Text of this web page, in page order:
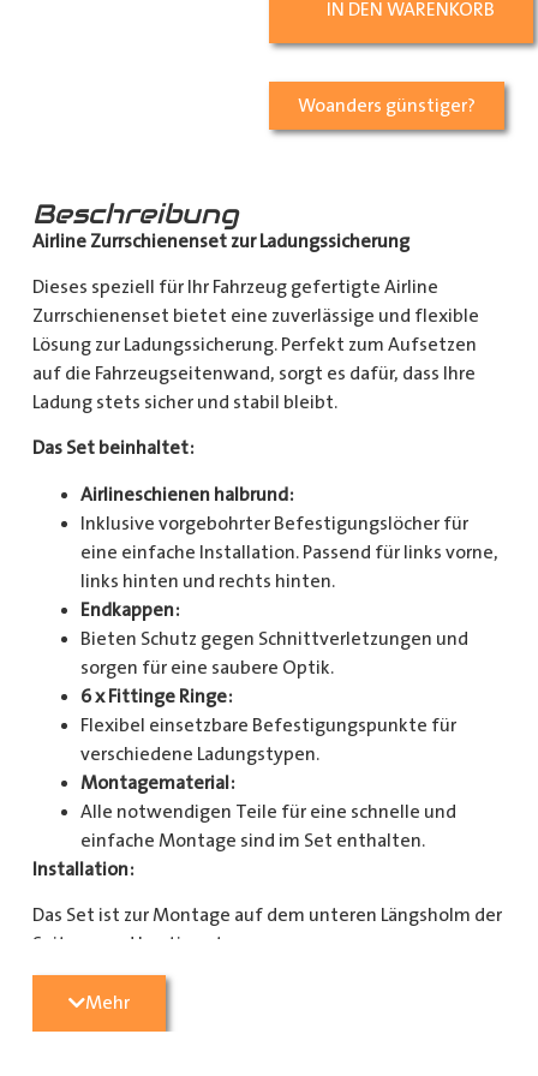
IN DEN WARENKORB
Woanders günstiger?
Beschreibung
Airline Zurrschienenset zur Ladungssicherung
Dieses speziell für Ihr Fahrzeug gefertigte Airline
Zurrschienenset bietet eine zuverlässige und flexible
Lösung zur Ladungssicherung. Perfekt zum Aufsetzen
auf die Fahrzeugseitenwand, sorgt es dafür, dass Ihre
Ladung stets sicher und stabil bleibt.
Das Set beinhaltet:
Airlineschienen halbrund:
Inklusive vorgebohrter Befestigungslöcher für
eine einfache Installation. Passend für links vorne,
links hinten und rechts hinten.
Endkappen:
Bieten Schutz gegen Schnittverletzungen und
sorgen für eine saubere Optik.
6 x Fittinge Ringe:
Flexibel einsetzbare Befestigungspunkte für
verschiedene Ladungstypen.
Montagematerial:
Alle notwendigen Teile für eine schnelle und
einfache Montage sind im Set enthalten.
Installation:
Das Set ist zur Montage auf dem unteren Längsholm der
Seitenwand bestimmt.
Mit diesem Zurrschienenset verbessern Sie die
Mehr